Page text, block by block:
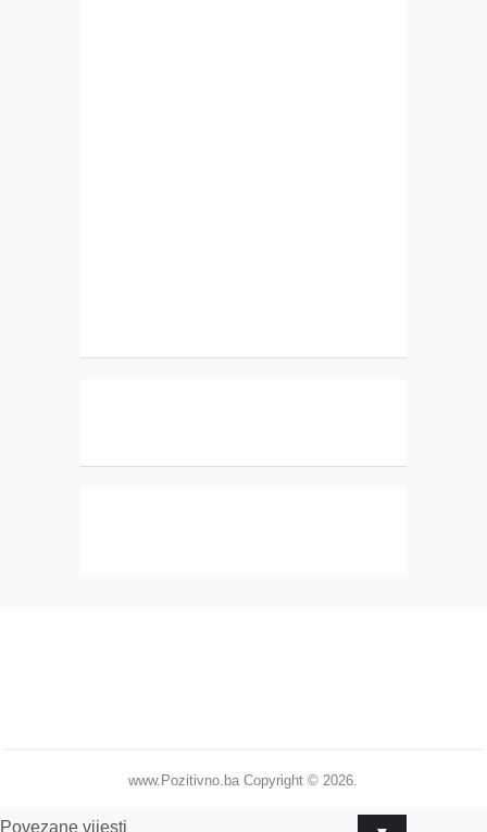
www.Pozitivno.ba Copyright © 2026.
Povezane vijesti